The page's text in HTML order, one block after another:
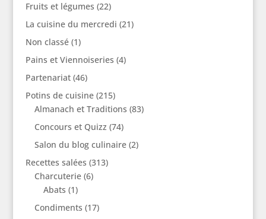
Fruits et légumes (22)
La cuisine du mercredi (21)
Non classé(1)
Pains et Viennoiseries (4)
Partenariat(46)
Potins de cuisine(215)
Almanach et Traditions (83)
Concours et Quizz (74)
Salon du blog culinaire(2)
Recettes salées (313)
Charcuterie(6)
Abats (1)
Condiments (17)